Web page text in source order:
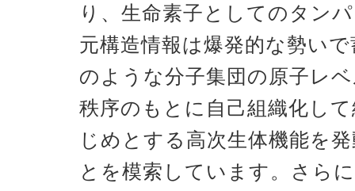
り、生命素子としてのタン
元構造情報は爆発的な勢い
のような分子集団の原子レ
秩序のもとに自己組織化し
じめとする高次生体機能を
とを模索しています。さら